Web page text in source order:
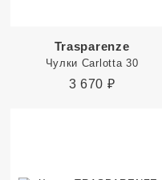
Trasparenze
Чулки Carlotta 30
3 670 ₽